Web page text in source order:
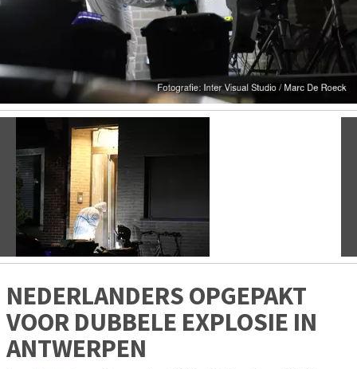
Vorige
NEDERLANDERS OPGEPAKT
VOOR DUBBELE EXPLOSIE IN
ANTWERPEN